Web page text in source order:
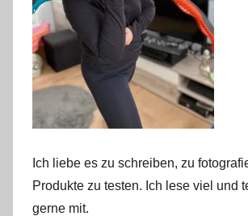
Ich liebe es zu schreiben, zu
Produkte zu testen. Ich lese viel und
gerne mit.